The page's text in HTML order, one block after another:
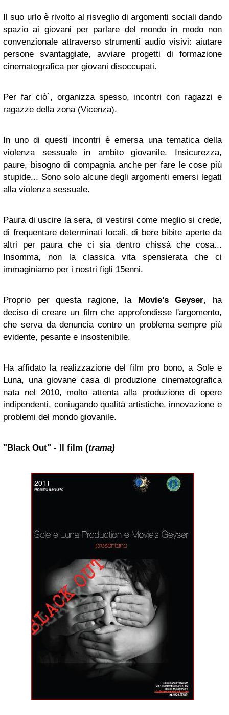
Il suo urlo è rivolto al risveglio di argomenti sociali dando
spazio ai giovani per parlare del mondo in modo non
convenzionale attraverso strumenti audio visivi: aiutare
persone svantaggiate, avviare progetti di formazione
cinematografica per giovani disoccupati.
Per far ciò`, organizza spesso, incontri con ragazzi e
ragazze della zona (Vicenza).
In uno di questi incontri è emersa una tematica della
violenza sessuale in ambito giovanile. Insicurezza,
paure, bisogno di compagnia anche per fare le cose più
stupide... Sono solo alcune degli argomenti emersi legati
alla violenza sessuale.
Paura di uscire la sera, di vestirsi come meglio si crede,
di frequentare determinati locali, di bere bibite aperte da
altri per paura che ci sia dentro chissà che cosa...
Insomma, non la classica vita spensierata che ci
immaginiamo per i nostri figli 15enni.
Proprio per questa ragione, la Movie's Geyser, ha
deciso di creare un film che approfondisse l'argomento,
che serva da denuncia contro un problema sempre più
evidente, pesante e insostenibile.
Ha affidato la realizzazione del film pro bono, a Sole e
Luna, una giovane casa di produzione cinematografica
nata nel 2010, molto attenta alla produzione di opere
indipendenti, coniugando qualità artistiche, innovazione e
problemi del mondo giovanile.
"Black Out" - Il film (trama)